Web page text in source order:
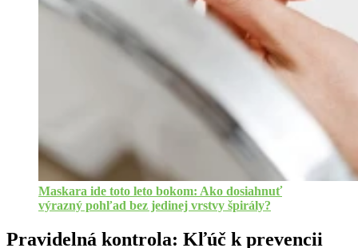
Maskara ide toto leto bokom: Ako dosiahnuť
výrazný pohľad bez jedinej vrstvy špirály?
Pravidelná kontrola: Kľúč k prevencii